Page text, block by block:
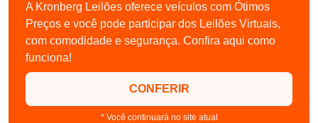
A Kronberg Leilões oferece veículos com Ótimos
Preços e você pode participar dos Leilões Virtuais,
com comodidade e segurança. Confira aqui como
funciona!
CONFERIR
* Você continuará no site atual